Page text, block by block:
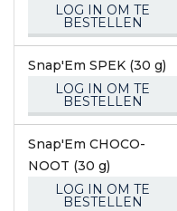
LOG IN OM TE
BESTELLEN
Snap'Em SPEK (30 g)
LOG IN OM TE
BESTELLEN
Snap'Em CHOCO-
NOOT (30 g)
LOG IN OM TE
BESTELLEN